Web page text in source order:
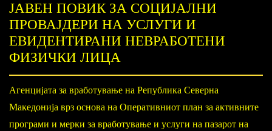
ЈАВЕН ПОВИК ЗА СОЦИЈАЛНИ
ПРОВАЈДЕРИ НА УСЛУГИ И
ЕВИДЕНТИРАНИ НЕВРАБОТЕНИ
ФИЗИЧКИ ЛИЦА
Агенцијата за вработување на Република Северна
Македонија врз основа на Оперативниот план за активните
програми и мерки за вработување и услуги на пазарот на